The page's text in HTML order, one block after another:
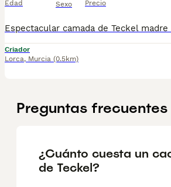
Edad Sexo Precio
Criador
Lorca, Murcia (0.5km)
Preguntas frecuentes
¿Cuánto cuesta un
de Teckel?